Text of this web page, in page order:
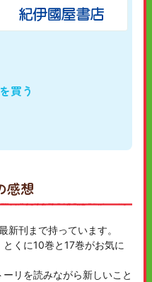
買う
感想
新刊まで持っています。
くに10巻と17巻がお気に
リを読みながら新しいこと